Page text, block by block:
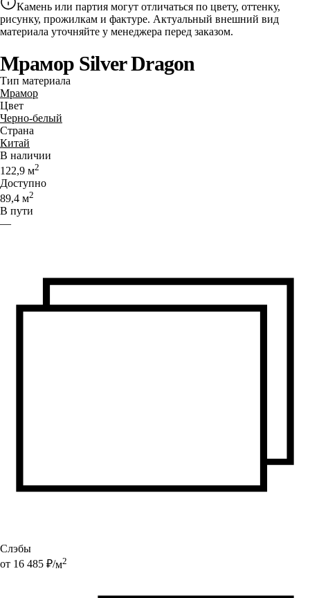
Камень или партия могут отличаться по цвету, оттенку,
рисунку, прожилкам и фактуре. Актуальный внешний вид
материала уточняйте у менеджера перед заказом.
Мрамор Silver Dragon
Тип материала
Мрамор
Цвет
Черно-белый
Страна
Китай
В наличии
122,9 м2
Доступно
89,4 м2
В пути
—
Слэбы
от 16 485 ₽/м2